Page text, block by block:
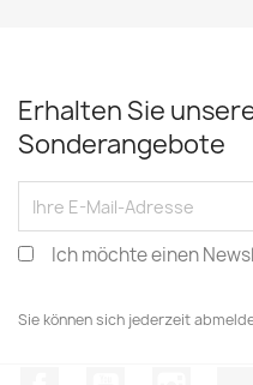
Erhalten Sie
Sonderangebote
Ich möchte einen
Sie können sich jederzeit